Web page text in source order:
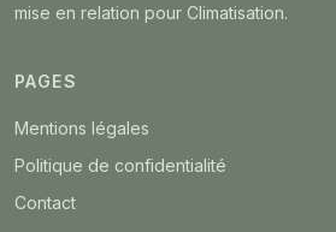
mise en relation pour Climatisation.
PAGES
Mentions légales
Politique de confidentialité
Contact